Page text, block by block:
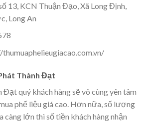
13, KCN Thuận Đạo, Xã Long Định,
Long An
Thành Đạt
quý khách hàng sẽ vô cùng yên tâm
phế liệu giá cao. Hơn nữa, số lượng
càng lớn thì số tiền khách hàng nhận